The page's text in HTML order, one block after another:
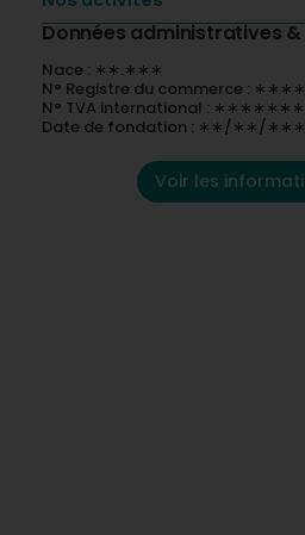
Données administratives
Nace : ∗∗.∗∗∗
N° Registre du commerce :
N° TVA international :
Date de fondation : ∗∗/∗∗/
Voir les